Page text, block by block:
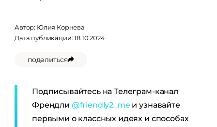
Автор: Юлия Корнева
Дата публикации: 18.10.2024
поделиться
Подписывайтесь на Телеграм-канал
Френдли @friendly2_me и узнавайте
первыми о классных идеях и способах